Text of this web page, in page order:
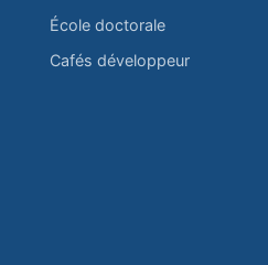
École doctorale
Cafés développeur